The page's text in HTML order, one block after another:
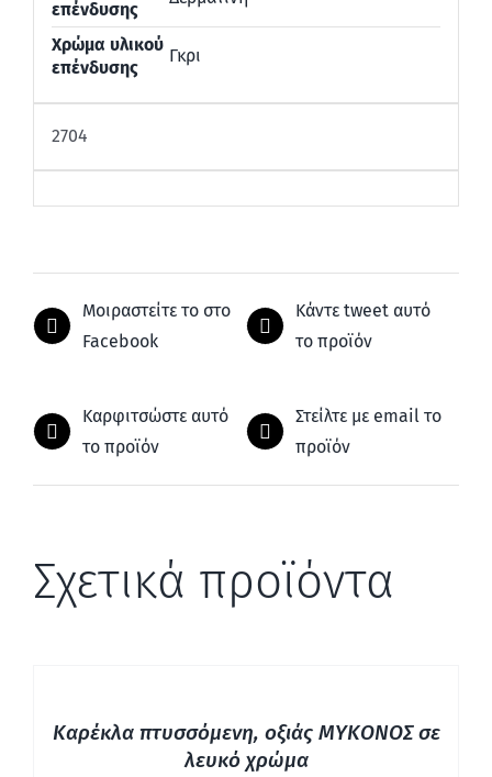
επένδυσης
Χρώμα υλικού
επένδυσης
Γκρι
2704
Μοιραστείτε το στο
Facebook
Κάντε tweet αυτό
το προϊόν
Καρφιτσώστε αυτό
το προϊόν
Στείλτε με email το
προϊόν
Σχετικά προϊόντα
Καρέκλα πτυσσόμενη, οξιάς ΜΥΚΟΝΟΣ σε
λευκό χρώμα